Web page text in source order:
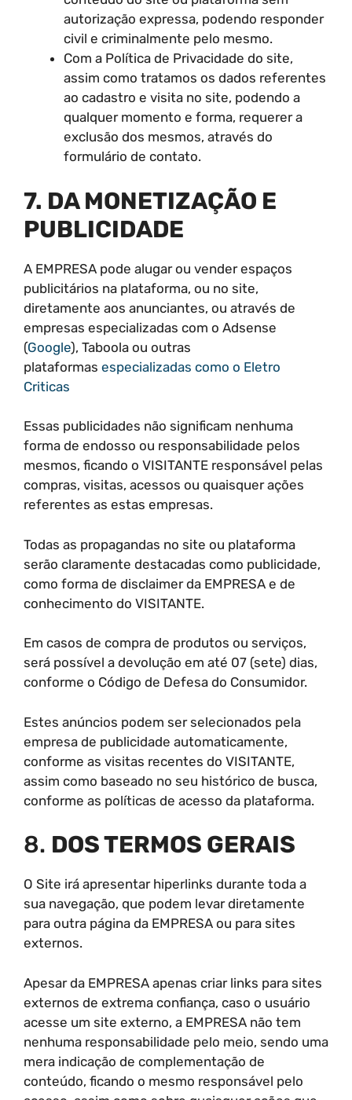
autorização expressa, podendo responder
civil e criminalmente pelo mesmo.
Com a Política de Privacidade do site,
assim como tratamos os dados referentes
ao cadastro e visita no site, podendo a
qualquer momento e forma, requerer a
exclusão dos mesmos, através do
formulário de contato.
7. DA MONETIZAÇÃO E
PUBLICIDADE
A EMPRESA pode alugar ou vender espaços
publicitários na plataforma, ou no site,
diretamente aos anunciantes, ou através de
empresas especializadas com o Adsense
(Google), Taboola ou outras
plataformas especializadas como o Eletro
Criticas
Essas publicidades não significam nenhuma
forma de endosso ou responsabilidade pelos
mesmos, ficando o VISITANTE responsável pelas
compras, visitas, acessos ou quaisquer ações
referentes as estas empresas.
Todas as propagandas no site ou plataforma
serão claramente destacadas como publicidade,
como forma de disclaimer da EMPRESA e de
conhecimento do VISITANTE.
Em casos de compra de produtos ou serviços,
será possível a devolução em até 07 (sete) dias,
conforme o Código de Defesa do Consumidor.
Estes anúncios podem ser selecionados pela
empresa de publicidade automaticamente,
conforme as visitas recentes do VISITANTE,
assim como baseado no seu histórico de busca,
conforme as políticas de acesso da plataforma.
8. DOS TERMOS GERAIS
O Site irá apresentar hiperlinks durante toda a
sua navegação, que podem levar diretamente
para outra página da EMPRESA ou para sites
externos.
Apesar da EMPRESA apenas criar links para sites
externos de extrema confiança, caso o usuário
acesse um site externo, a EMPRESA não tem
nenhuma responsabilidade pelo meio, sendo uma
mera indicação de complementação de
conteúdo, ficando o mesmo responsável pelo